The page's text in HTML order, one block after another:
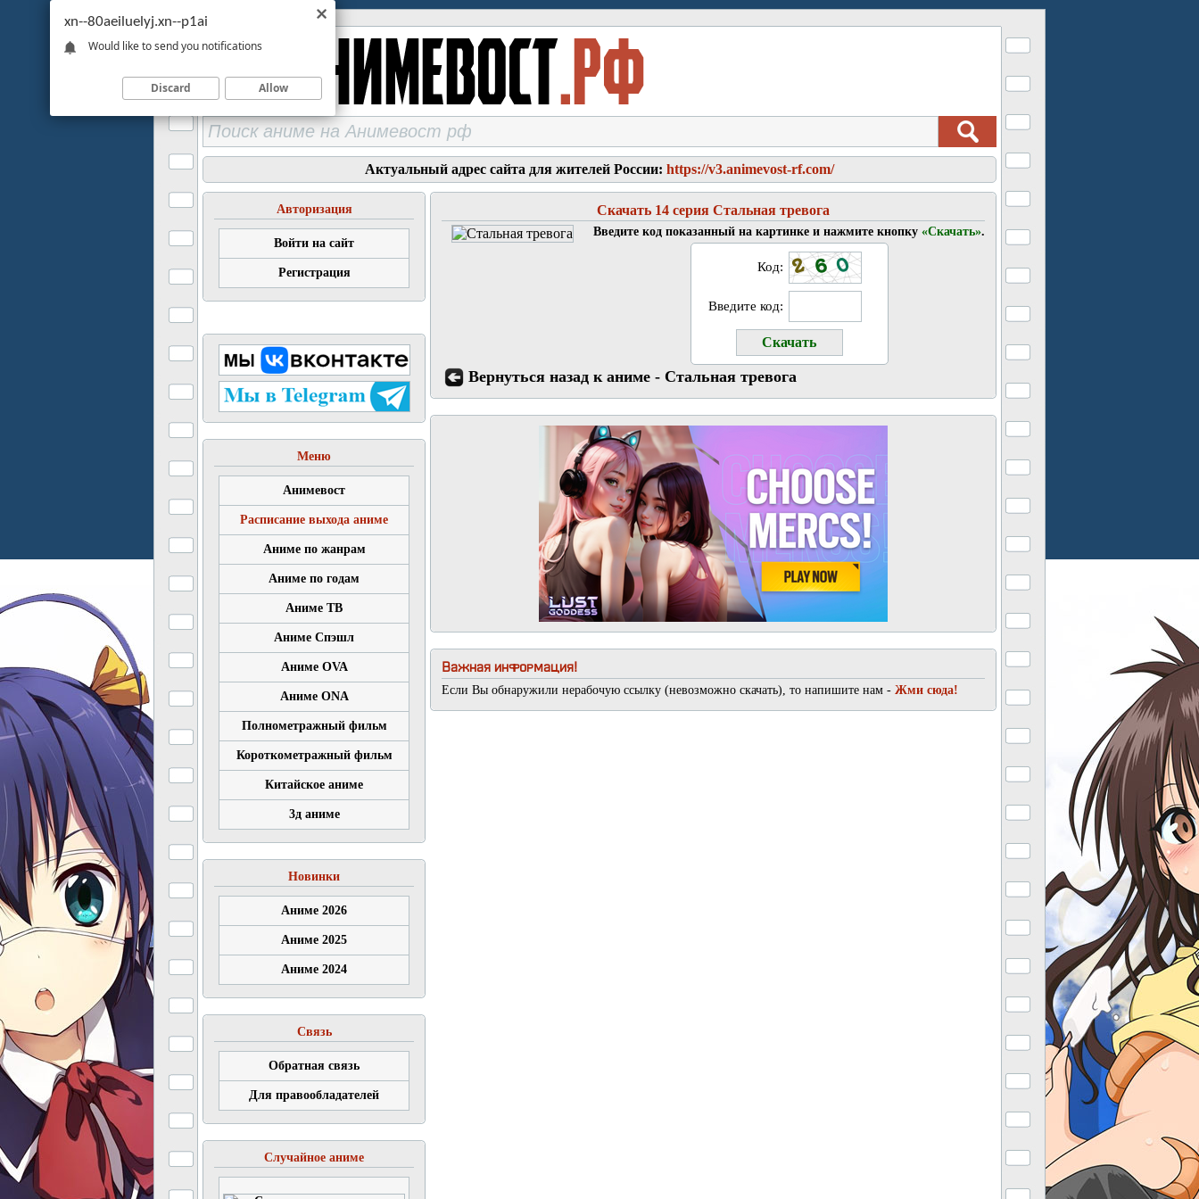
Актуальный адрес сайта для жителей России: https://v3.animevost-rf.com/
Авторизация
Войти на сайт
Регистрация
Меню
Анимевост
Расписание выхода аниме
Аниме по жанрам
Аниме по годам
Аниме ТВ
Аниме Спэшл
Аниме OVA
Аниме ONA
Полнометражный фильм
Короткометражный фильм
Китайское аниме
3д аниме
Новинки
Аниме 2026
Аниме 2025
Аниме 2024
Связь
Обратная связь
Для правообладателей
Случайное аниме
Скачать 14 серия Стальная тревога
Введите код показанный на картинке и нажмите кнопку «Скачать».
Код:
Введите код:
Вернуться назад к аниме - Стальная тревога
Важная информация!
Если Вы обнаружили нерабочую ссылку (невозможно скачать), то напишите нам - Жми сюда!
xn--80aeiluelyj.xn--p1ai
Would like to send you notifications
Discard Allow